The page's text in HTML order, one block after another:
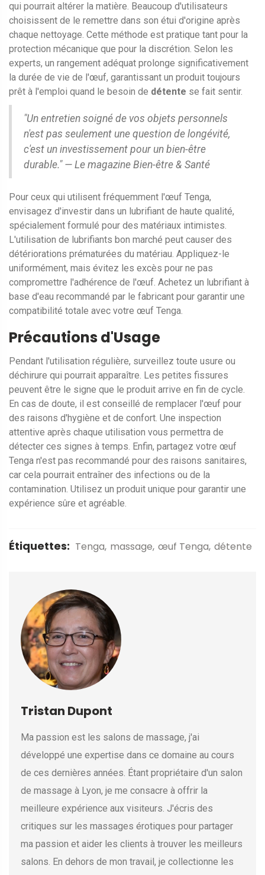
qui pourrait altérer la matière. Beaucoup d'utilisateurs
choisissent de le remettre dans son étui d'origine après
chaque nettoyage. Cette méthode est pratique tant pour la
protection mécanique que pour la discrétion. Selon les
experts, un rangement adéquat prolonge significativement
la durée de vie de l'œuf, garantissant un produit toujours
prêt à l'emploi quand le besoin de détente se fait sentir.
"Un entretien soigné de vos objets personnels
n'est pas seulement une question de longévité,
c'est un investissement pour un bien-être
durable." — Le magazine Bien-être & Santé
Pour ceux qui utilisent fréquemment l'œuf Tenga,
envisagez d'investir dans un lubrifiant de haute qualité,
spécialement formulé pour des matériaux intimistes.
L'utilisation de lubrifiants bon marché peut causer des
détériorations prématurées du matériau. Appliquez-le
uniformément, mais évitez les excès pour ne pas
compromettre l'adhérence de l'œuf. Achetez un lubrifiant à
base d'eau recommandé par le fabricant pour garantir une
compatibilité totale avec votre œuf Tenga.
Précautions d'Usage
Pendant l'utilisation régulière, surveillez toute usure ou
déchirure qui pourrait apparaître. Les petites fissures
peuvent être le signe que le produit arrive en fin de cycle.
En cas de doute, il est conseillé de remplacer l'œuf pour
des raisons d'hygiène et de confort. Une inspection
attentive après chaque utilisation vous permettra de
détecter ces signes à temps. Enfin, partagez votre œuf
Tenga n'est pas recommandé pour des raisons sanitaires,
car cela pourrait entraîner des infections ou de la
contamination. Utilisez un produit unique pour garantir une
expérience sûre et agréable.
Étiquettes: Tenga massage œuf Tenga détente
Tristan Dupont
Ma passion est les salons de massage, j'ai
développé une expertise dans ce domaine au cours
de ces dernières années. Étant propriétaire d'un salon
de massage à Lyon, je me consacre à offrir la
meilleure expérience aux visiteurs. J'écris des
critiques sur les massages érotiques pour partager
ma passion et aider les clients à trouver les meilleurs
salons. En dehors de mon travail, je collectionne les